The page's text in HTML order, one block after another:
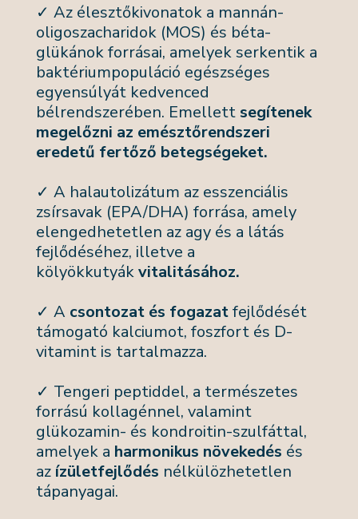
✓ Az élesztőkivonatok a mannán-
oligoszacharidok (MOS) és béta-
glükánok forrásai, amelyek serkentik a
baktériumpopuláció egészséges
egyensúlyát kedvenced
bélrendszerében. Emellett segítenek
megelőzni az emésztőrendszeri
eredetű fertőző betegségeket.
✓ A halautolizátum az esszenciális
zsírsavak (EPA/DHA) forrása, amely
elengedhetetlen az agy és a látás
fejlődéséhez, illetve a
kölyökkutyákvitalitásához.
✓ A csontozat és fogazatfejlődését
támogató kalciumot, foszfort és D-
vitamint is tartalmazza.
✓ Tengeri peptiddel, a természetes
forrású kollagénnel, valamint
glükozamin- és kondroitin-szulfáttal,
amelyek a harmonikus növekedés és
az ízületfejlődés nélkülözhetetlen
tápanyagai.